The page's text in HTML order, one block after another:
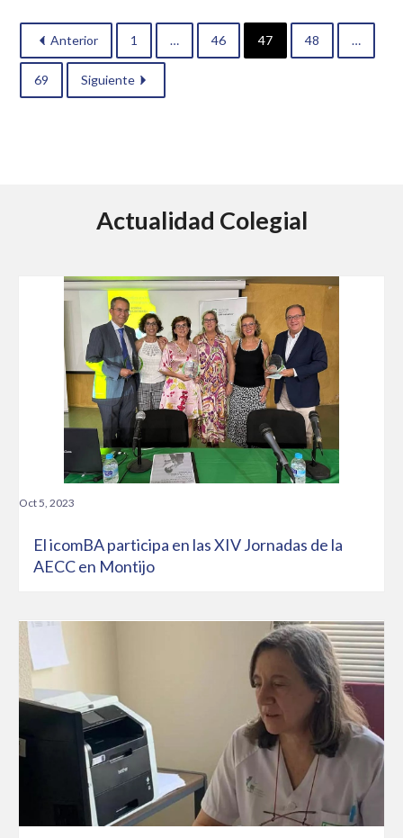
Anterior 1 … 46 47 48 …
69 Siguiente
Actualidad Colegial
Oct 5, 2023
El icomBA participa en las XIV Jornadas de la
AECC en Montijo